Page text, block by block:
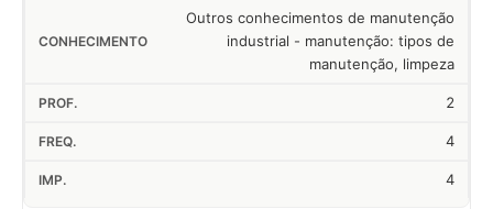
Outros conhecimentos de manutenção
industrial - manutenção: tipos de
manutenção, limpeza
2
4
4